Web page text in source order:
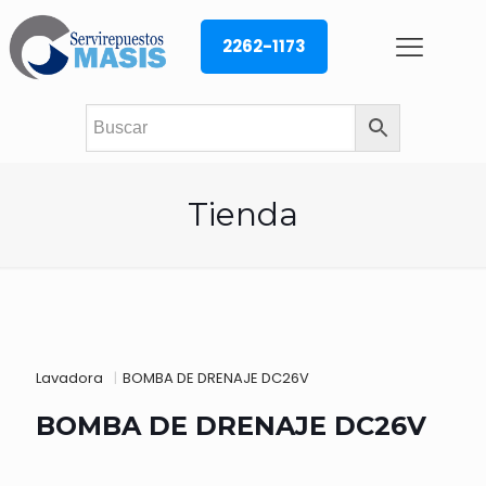
2262-1173
Tienda
Lavadora BOMBA DE DRENAJE DC26V
BOMBA DE DRENAJE DC26V